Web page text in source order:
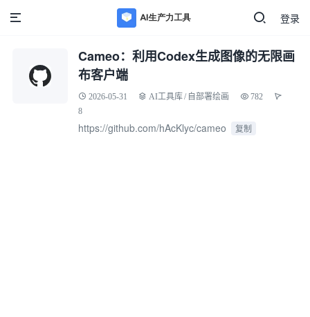
登录
Cameo：利用Codex生成图像的无限画
布客户端
2026-05-31 AI工具库/ 自部署绘画
782
8
https://github.com/hAcKlyc/cameo 复制